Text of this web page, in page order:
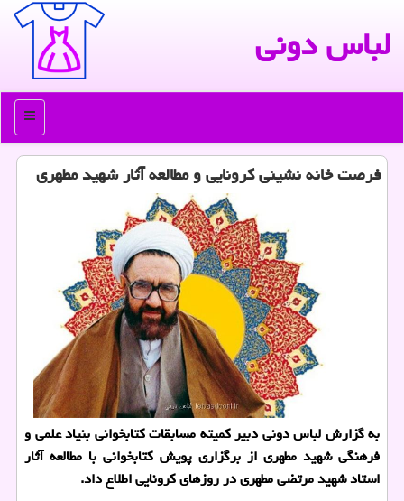
لباس دونی
منو
فرصت خانه نشینی كرونایی و مطالعه آثار شهید مطهری
به گزارش لباس دونی دبیر كمیته مسابقات كتابخوانی بنیاد علمی و
فرهنگی شهید مطهری از برگزاری پویش كتابخوانی با مطالعه آثار
استاد شهید مرتضی مطهری در روزهای كرونایی اطلاع داد.